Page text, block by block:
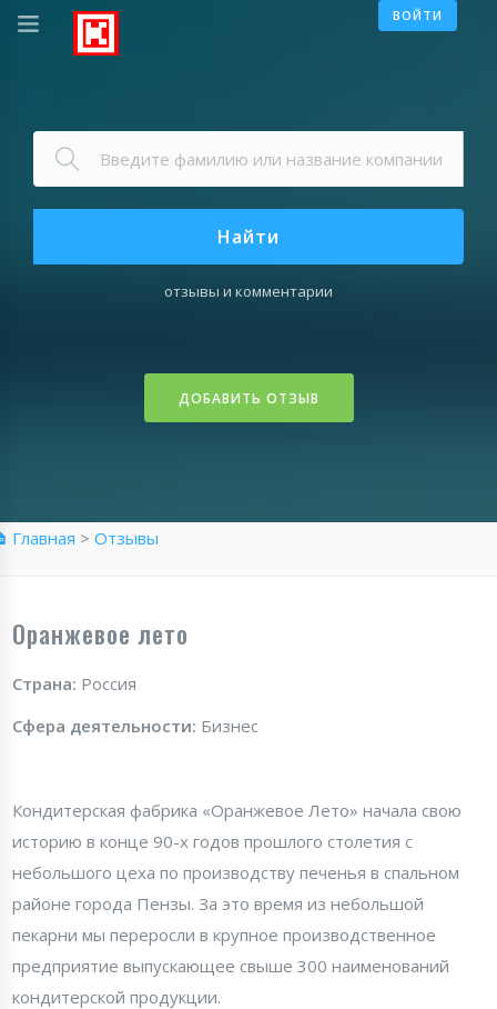
ВОЙТИ
Найти
отзывы и комментарии
ДОБАВИТЬ ОТЗЫВ
Главная > Отзывы
Оранжевое лето
Страна: Россия
Сфера деятельности: Бизнес
Кондитерская фабрика «Оранжевое Лето» начала свою
историю в конце 90-х годов прошлого столетия с
небольшого цеха по производству печенья в спальном
районе города Пензы. За это время из небольшой
пекарни мы переросли в крупное производственное
предприятие выпускающее свыше 300 наименований
кондитерской продукции.